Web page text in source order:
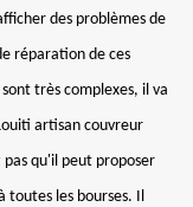
des problèmes de
réparation de ces
très complexes, il va
artisan couvreur
qu'il peut proposer
toutes les bourses. Il